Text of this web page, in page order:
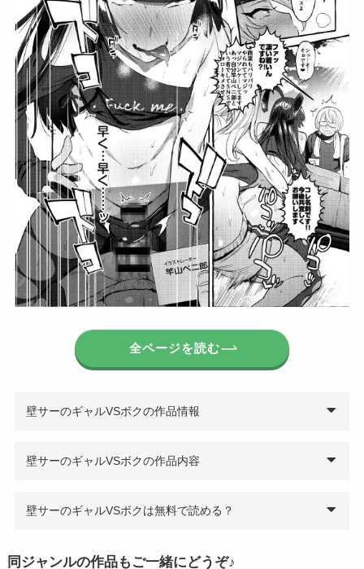
全ページを読む
壁サーのギャルVSボクの作品情報
壁サーのギャルVSボクの作品内容
壁サーのギャルVSボクは無料で読める？
同ジャンルの作品もご一緒にどうぞ♪